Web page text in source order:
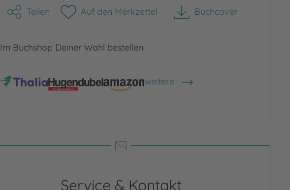
Teilen Auf den Merkzettel Buchcover
herunterladen
Im Buchshop Deiner Wahl bestellen:
weitere
Shops anzeigen
Service & Kontakt